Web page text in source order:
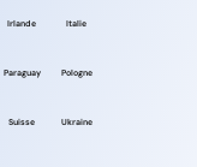
Irlande Italie
Paraguay Pologne
Suisse Ukraine